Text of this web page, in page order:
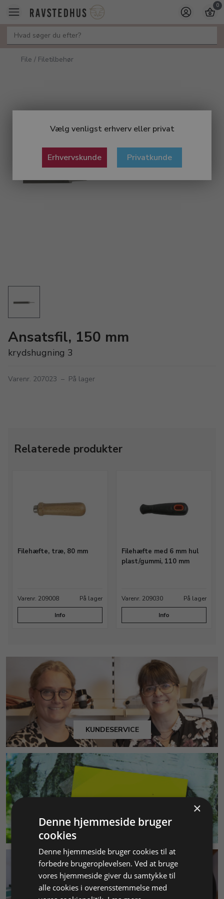
Vælg venligst erhverv eller privat
Erhvervskunde Privatkunde
0
File / Filetilbehør
Ansatsfil, 150 mm
krydshugning 3
Varenr. 207023 – På lager
Relaterede produkter
Filehæfte, træ, 80 mm
Varenr. 209008 På lager
Info
Filehæfte med 6 mm hul
plast/gummi, 110 mm
Varenr. 209030 På lager
Info
KUNDESERVICE
MILJØ & BÆREDYGTIGHED
×
Denne hjemmeside bruger
cookies
Denne hjemmeside bruger cookies til at
forbedre brugeroplevelsen. Ved at bruge
vores hjemmeside giver du samtykke til
alle cookies i overensstemmelse med